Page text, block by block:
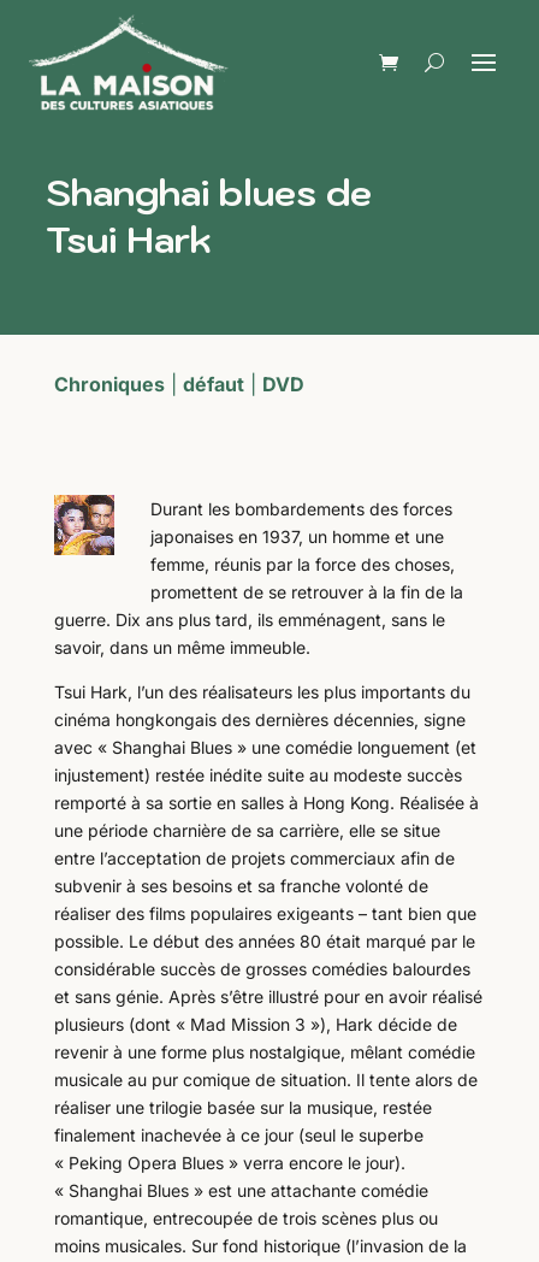
Shanghai blues de
Tsui Hark
Chroniques| défaut| DVD
Durant les bombardements des forces
japonaises en 1937, un homme et une
femme, réunis par la force des choses,
promettent de se retrouver à la fin de la
guerre. Dix ans plus tard, ils emménagent, sans le
savoir, dans un même immeuble.
Tsui Hark, l’un des réalisateurs les plus importants du
cinéma hongkongais des dernières décennies, signe
avec « Shanghai Blues » une comédie longuement (et
injustement) restée inédite suite au modeste succès
remporté à sa sortie en salles à Hong Kong. Réalisée à
une période charnière de sa carrière, elle se situe
entre l’acceptation de projets commerciaux afin de
subvenir à ses besoins et sa franche volonté de
réaliser des films populaires exigeants – tant bien que
possible. Le début des années 80 était marqué par le
considérable succès de grosses comédies balourdes
et sans génie. Après s’être illustré pour en avoir réalisé
plusieurs (dont « Mad Mission 3 »), Hark décide de
revenir à une forme plus nostalgique, mêlant comédie
musicale au pur comique de situation. Il tente alors de
réaliser une trilogie basée sur la musique, restée
finalement inachevée à ce jour (seul le superbe
« Peking Opera Blues » verra encore le jour).
« Shanghai Blues » est une attachante comédie
romantique, entrecoupée de trois scènes plus ou
moins musicales. Sur fond historique (l’invasion de la